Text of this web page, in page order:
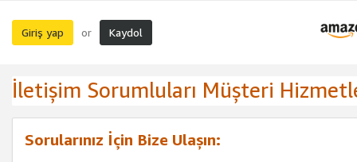
Giriş yap or Kaydol
İletişim Sorumluları Müşteri
Sorularınız İçin Bize Ulaşın: